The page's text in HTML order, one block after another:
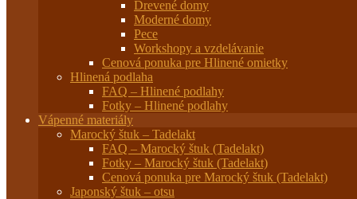
Drevené domy
Moderné domy
Pece
Workshopy a vzdelávanie
Cenová ponuka pre Hlinené omietky
Hlinená podlaha
FAQ – Hlinené podlahy
Fotky – Hlinené podlahy
Vápenné materiály
Marocký štuk – Tadelakt
FAQ – Marocký štuk (Tadelakt)
Fotky – Marocký štuk (Tadelakt)
Cenová ponuka pre Marocký štuk (Tadelakt)
Japonský štuk – otsu